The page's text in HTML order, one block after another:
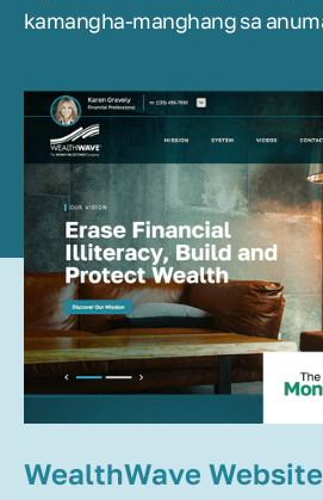
kamangha-manghang sa
WealthWave Website